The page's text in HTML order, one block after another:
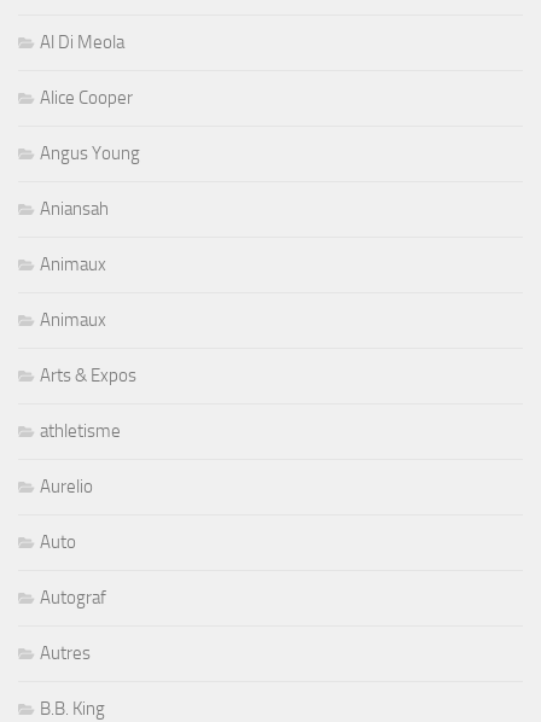
Al Di Meola
Alice Cooper
Angus Young
Aniansah
Animaux
Animaux
Arts & Expos
athletisme
Aurelio
Auto
Autograf
Autres
B.B. King